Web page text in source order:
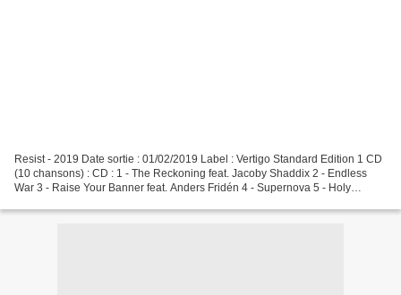
Resist - 2019 Date sortie : 01/02/2019 Label : Vertigo Standard Edition 1 CD
(10 chansons) : CD : 1 - The Reckoning feat. Jacoby Shaddix 2 - Endless
War 3 - Raise Your Banner feat. Anders Fridén 4 - Supernova 5 - Holy